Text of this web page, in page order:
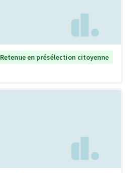
Retenue en présélection citoyenne